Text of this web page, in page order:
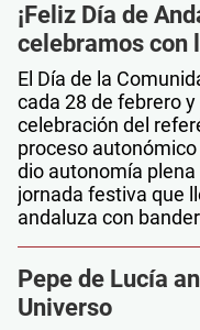
¡Feliz Día de
celebramos con
El Día de la
cada 28 de febrero
celebración del
proceso
dio autonomía
jornada festiva que
andaluza con
Pepe de Lucía
Universo